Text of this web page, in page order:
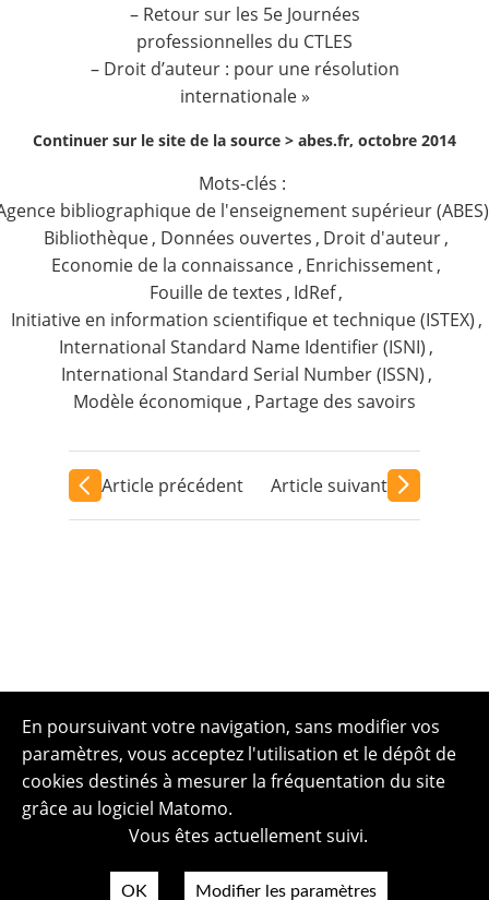
– Retour sur les 5e Journées
professionnelles du CTLES
– Droit d’auteur : pour une résolution
internationale »
Continuer sur le site de la source > abes.fr, octobre 2014
Mots-clés :
bibliographique de l'enseignement supérieur (ABES)
Bibliothèque, Données ouvertes , Droit d'auteur,
Economie de la connaissance , Enrichissement,
Fouille de textes , IdRef,
Initiative en information scientifique et technique (ISTEX) ,
International Standard Name Identifier (ISNI) ,
International Standard Serial Number (ISSN) ,
Modèle économique , Partage des savoirs
Article précédent Article suivant
En poursuivant votre navigation, sans modifier vos
paramètres, vous acceptez l'utilisation et le dépôt de
cookies destinés à mesurer la fréquentation du site
grâce au logiciel Matomo.
Vous êtes actuellement suivi.
OK Modifier les paramètres